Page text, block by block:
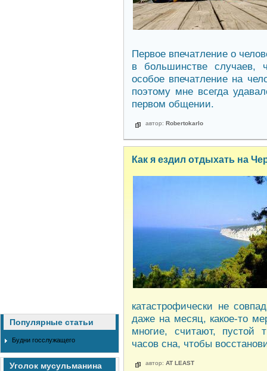
Популярные статьи
Будни госслужащего
Уголок мусульманина
Первое впечатление о
в большинстве случаев,
особое впечатление на
поэтому мне всегда
первом общении.
автор: Robertokarlo
Как я ездил отдыхать на
катастрофически не
даже на месяц, какое-то
многие, считают, пустой
часов сна, чтобы
автор: AT LEAST